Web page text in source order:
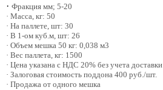
· Фракция мм; 5-20
· Масса, кг: 50
· На паллете, шт: 30
· В 1-ом куб.м, шт: 26
· Объем мешка 50 кг: 0,038 м3
· Вес паллета, кг: 1500
· Цена указана с НДС 20% без учета доставки
· Залоговая стоимость поддона 400 руб./шт.
· Продажа от одного мешка